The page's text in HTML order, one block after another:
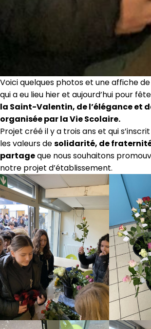
Voici quelques photos et une affiche
qui a eu lieu hier et aujourd’hui pour
la Saint-Valentin, de l’élégance et
organisée par la Vie Scolaire.
Projet créé il y a trois ans et qui
les valeurs desolidarité, de
partageque nous souhaitons
notre projet d’établissement.